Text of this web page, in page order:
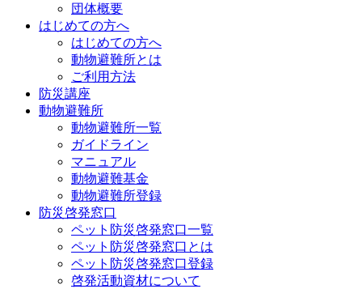
団体概要
はじめての方へ
はじめての方へ
動物避難所とは
ご利用方法
防災講座
動物避難所
動物避難所一覧
ガイドライン
マニュアル
動物避難基金
動物避難所登録
防災啓発窓口
ペット防災啓発窓口一覧
ペット防災啓発窓口とは
ペット防災啓発窓口登録
啓発活動資材について